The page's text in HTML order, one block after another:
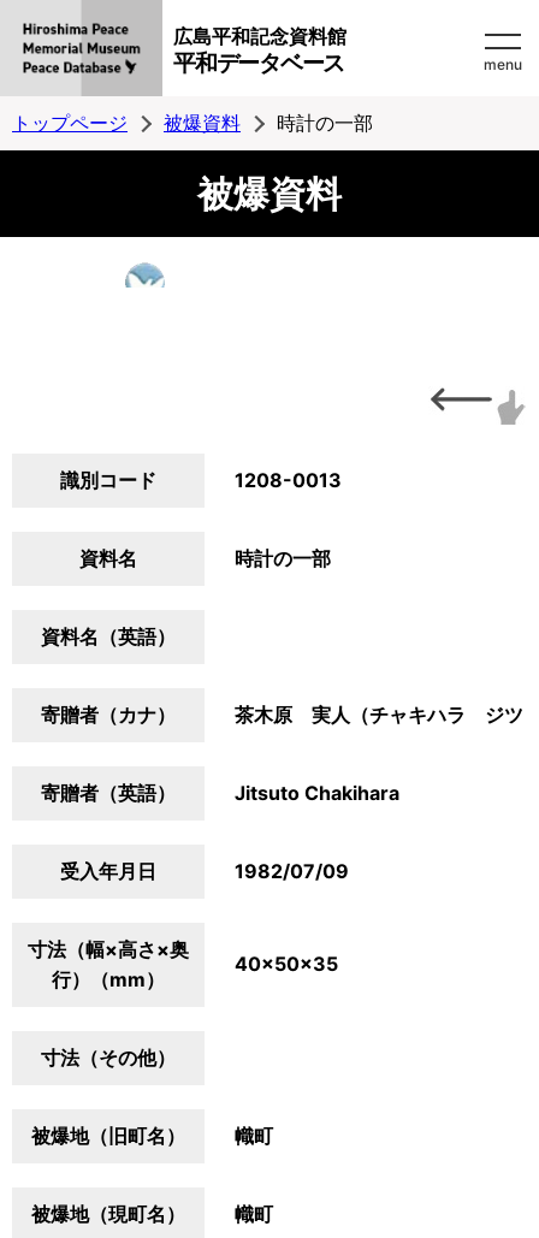
広島平和記念資料館
平和データベース menu
トップページ 被爆資料 時計の一部
被爆資料
識別コード 1208-0013
資料名 時計の一部
資料名（英語）
寄贈者（カナ） 茶木原 実人（チャキハラ ジツ
寄贈者（英語） Jitsuto Chakihara
受入年月日 1982/07/09
寸法（幅×高さ×奥
行）（mm）
40×50×35
寸法（その他）
被爆地（旧町名） 幟町
被爆地（現町名） 幟町